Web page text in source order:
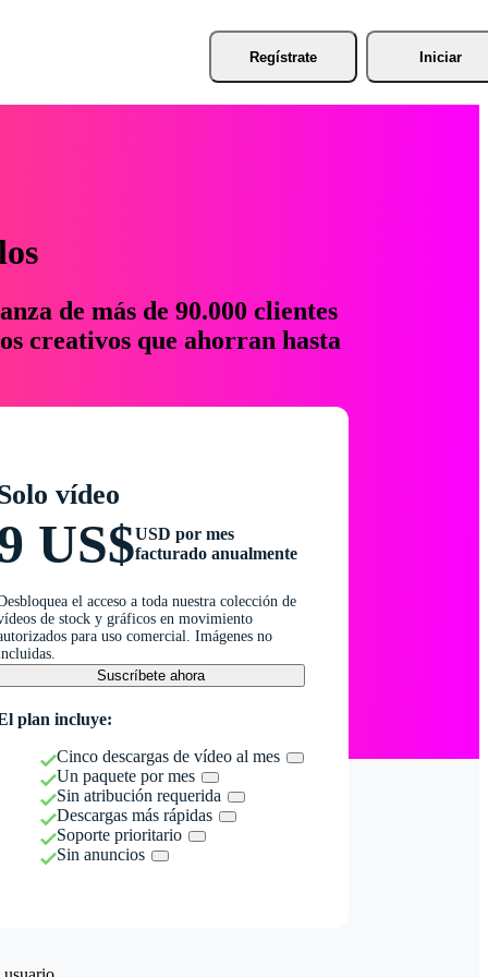
Regístrate Iniciar
de más de 90.000 clientes
creativos que ahorran hasta
vídeo
US$USD por mes
facturado anualmente
el acceso a toda nuestra colección de
de stock y gráficos en movimiento
para uso comercial. Imágenes no
Suscríbete ahora
plan incluye:
Cinco descargas de vídeo al mes
Un paquete por mes
Sin atribución requerida
Descargas más rápidas
Soporte prioritario
Sin anuncios